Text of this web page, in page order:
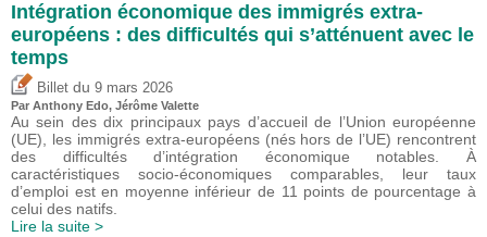
Intégration économique des immigrés extra-
européens : des difficultés qui s’atténuent avec le
temps
Billet du 9 mars 2026
Par Anthony Edo, Jérôme Valette
Au sein des dix principaux pays d’accueil de l’Union européenne
(UE), les immigrés extra-européens (nés hors de l’UE) rencontrent
des difficultés d’intégration économique notables. À
caractéristiques socio-économiques comparables, leur taux
d’emploi est en moyenne inférieur de 11 points de pourcentage à
celui des natifs.
Lire la suite >